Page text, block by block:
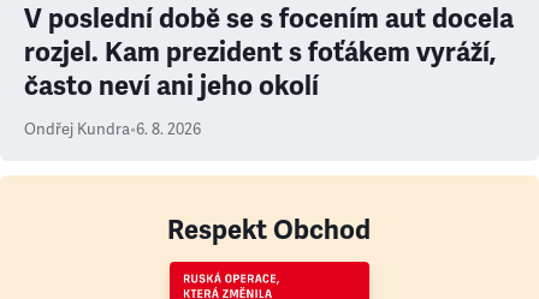
V poslední době se s focením aut docela
rozjel. Kam prezident s foťákem vyráží,
často neví ani jeho okolí
Ondřej Kundra•6. 8. 2026
Respekt Obchod